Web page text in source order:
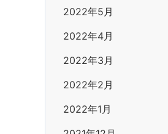
2022年5月
2022年4月
2022年3月
2022年2月
2022年1月